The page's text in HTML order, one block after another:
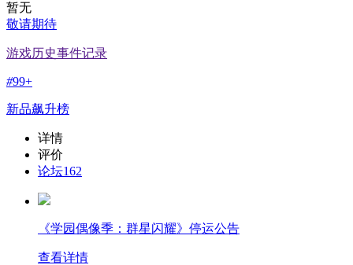
暂无
敬请期待
游戏历史事件记录
#99+
新品飙升榜
详情
评价
论坛162
《学园偶像季：群星闪耀》停运公告
查看详情